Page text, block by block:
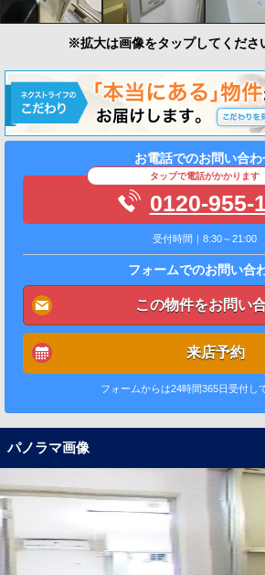
※拡大は画像をタップしてくださ
お電話でのお問い合わ
タップで電話がかかります
0120-955-
受付時間｜8:30～21:00
フォームでのお問い合
この物件をお問い
来店予約
フォームからは24時間365日受付し
パノラマ画像